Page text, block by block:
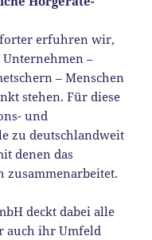
erfuhren wir,
Unternehmen –
– Menschen
stehen. Für diese
und
zu deutschlandweit
denen das
zusammenarbeitet.
deckt dabei alle
auch ihr Umfeld